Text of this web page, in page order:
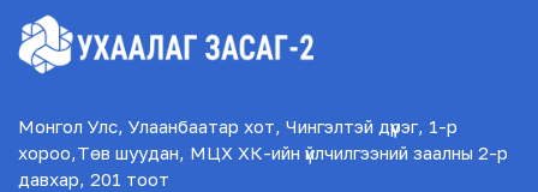
Монгол Улс, Улаанбаатар хот, Чингэлтэй дүүрэг, 1-р
хороо,Төв шуудан, МЦХ ХК-ийн үйлчилгээний заалны 2-р
давхар, 201 тоот